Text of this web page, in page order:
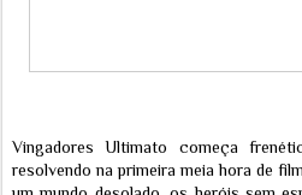
Vingadores Ultimato começa
resolvendo na primeira meia hora de